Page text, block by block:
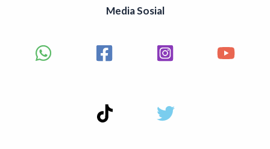
Media Sosial